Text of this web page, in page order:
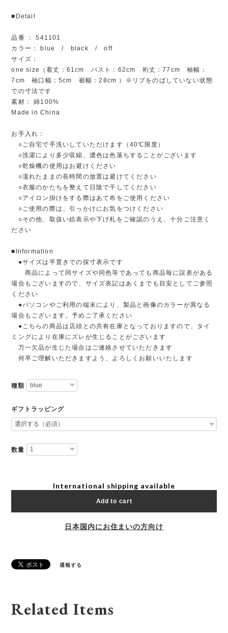
■Detail
品番 ： 541101
カラー： blue / black / off
サイズ：
one size（着丈：61cm バスト：62cm 裄丈：77cm 袖幅：
7cm 袖口幅：5cm 裾幅：28cm ）※リブをのばしていない状態
での寸法です
素材： 綿100%
Made in China
お手入れ：
○ご自宅で手洗いしていただけます（40℃限度）
○洗濯により多少収縮、濃色は色落ちすることがございます
○乾燥機の使用はお避けください
○濡れたままの長時間の放置は避けてください
○衣服のかたちを整えて日陰で干してください
○アイロン掛けをする際はあて布をご使用ください
○ご使用の際は、引っかけにお気をつけください
○その他、取扱い絵表示や下げ札をご確認のうえ、十分ご注意く
ださい
■Information
●サイズは平置きでの採寸表示です
商品によって同サイズや同色等であっても商品毎に誤差がある
場合もございますので、サイズ表記はあくまでも目安としてご参照
ください
●パソコンやご利用の端末により、製品と画像のカラーが異なる
場合もございます。予めご了承ください
●こちらの商品は店頭との共有在庫となっておりますので、タイ
ミングにより在庫にズレが生じることがございます
万一欠品が生じた場合はご連絡させていただきます
何卒ご理解いただきますよう、よろしくお願いいたします
種類
ギフトラッピング
数量
International shipping available
Add to cart
日本国内にお住まいの方向け
通報する
Related Items